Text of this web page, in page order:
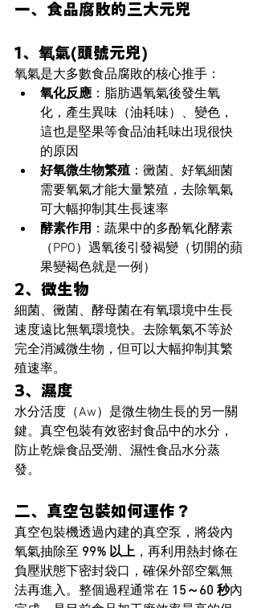
一、食品腐敗的三大元兇
1、氧氣(頭號元兇)
氧氣是大多數食品腐敗的核心推手：
氧化反應：脂肪遇氧氣後發生氧
化，產生異味（油耗味）、變色，
這也是堅果等食品油耗味出現很快
的原因
好氧微生物繁殖：黴菌、好氧細菌
需要氧氣才能大量繁殖，去除氧氣
可大幅抑制其生長速率
酵素作用 ：蔬果中的多酚氧化酵素
（PPO）遇氧後引發褐變（切開的蘋
果變褐色就是一例）
2、微生物
細菌、黴菌、酵母菌在有氧環境中生長
速度遠比無氧環境快。去除氧氣不等於
完全消滅微生物，但可以大幅抑制其繁
殖速率。
3、濕度
水分活度（Aw）是微生物生長的另一關
鍵。真空包裝有效密封食品中的水分，
防止乾燥食品受潮、濕性食品水分蒸
發。
二、真空包裝如何運作？
真空包裝機透過內建的真空泵，將袋內
氧氣抽除至 99% 以上 ，再利用熱封條在
負壓狀態下密封袋口，確保外部空氣無
法再進入。整個過程通常在 15～60 秒內